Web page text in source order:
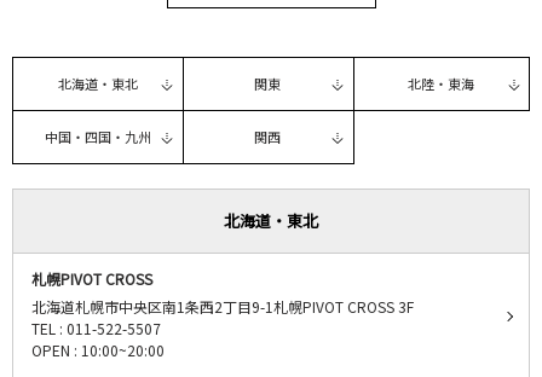
北海道・東北 関東 北陸・東海
中国・四国・九州 関西
北海道・東北
札幌PIVOT CROSS
北海道札幌市中央区南1条西2丁目9-1札幌PIVOT CROSS 3F
TEL : 011-522-5507
OPEN : 10:00~20:00